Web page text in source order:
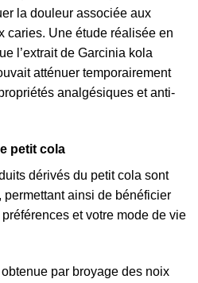
la douleur associée aux
caries. Une étude réalisée en
l’extrait de Garcinia kola
atténuer temporairement
analgésiques et anti-
petit cola
dérivés du petit cola sont
ainsi de bénéficier
et votre mode de vie
obtenue par broyage des noix